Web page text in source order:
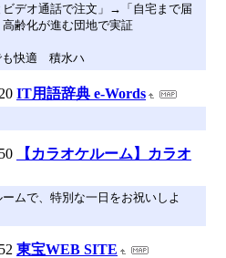
ビデオ通話で注文」→「自宅まで届
齢化が進む団地で実証
も快適 積水ハ
IT用語辞典 e-Words
【カラオケルーム】カラオ
ムで、特別な一日をお祝いしよ
東宝WEB SITE